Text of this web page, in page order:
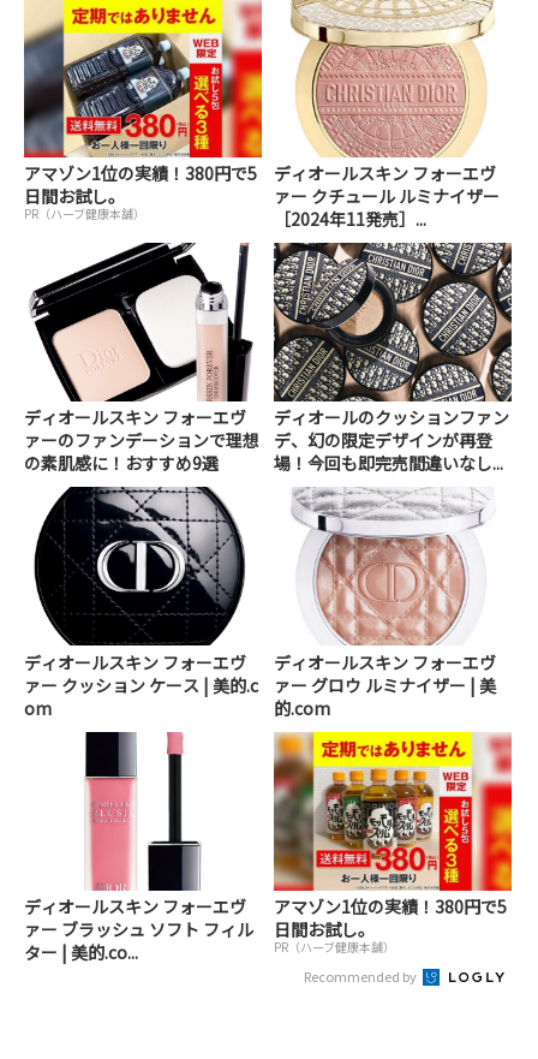
アマゾン1位の実績！380円で5
日間お試し。
PR（ハーブ健康本舗）
ディオールスキン フォーエヴ
ァー クチュール ルミナイザー
［2024年11発売］...
ディオールスキン フォーエヴ
ァーのファンデーションで理想
の素肌感に！おすすめ9選
ディオールのクッションファン
デ、幻の限定デザインが再登
場！今回も即完売間違いなし...
ディオールスキン フォーエヴ
ァー クッション ケース | 美的.c
om
ディオールスキン フォーエヴ
ァー グロウ ルミナイザー | 美
的.com
ディオールスキン フォーエヴ
ァー ブラッシュ ソフト フィル
ター | 美的.co...
アマゾン1位の実績！380円で5
日間お試し。
PR（ハーブ健康本舗）
Recommended by